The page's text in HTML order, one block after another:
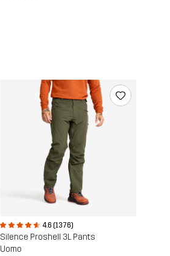
4.6 (1376)
Silence Proshell 3L Pants
Uomo